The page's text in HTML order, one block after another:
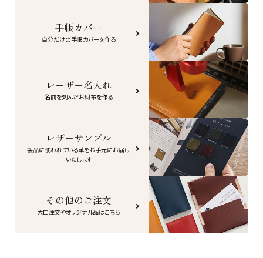
手帳カバー
自分だけの手帳カバーを作る
レーザー名入れ
名前を刻んだお財布を作る
レザーサンプル
製品に使われている革をお手元にお届け
いたします
その他のご注文
大口注文やオリジナル品はこちら